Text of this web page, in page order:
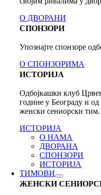
О ДВОРАНИ
СПОНЗОРИ
Упознајте спонзоре
О СПОНЗОРИМА
ИСТОРИЈА
Одбојкашки клуб
године у Београду и
женски сениорски тим.
ИСТОРИЈА
О НАМА
ДВОРАНА
СПОНЗОРИ
ИСТОРИЈА
ТИМОВИ
ЖЕНСКИ